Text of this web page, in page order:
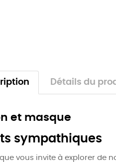
Détails du
et masque
sympathiques
vous invite à explorer de